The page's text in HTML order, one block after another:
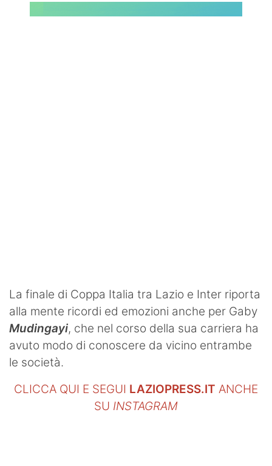
SHOP LAZIO
La finale di Coppa Italia tra Lazio e Inter riporta
alla mente ricordi ed emozioni anche per Gaby
Mudingayi, che nel corso della sua carriera ha
avuto modo di conoscere da vicino entrambe
le società.
CLICCA QUI E SEGUI LAZIOPRESS.IT ANCHE
SU INSTAGRAM